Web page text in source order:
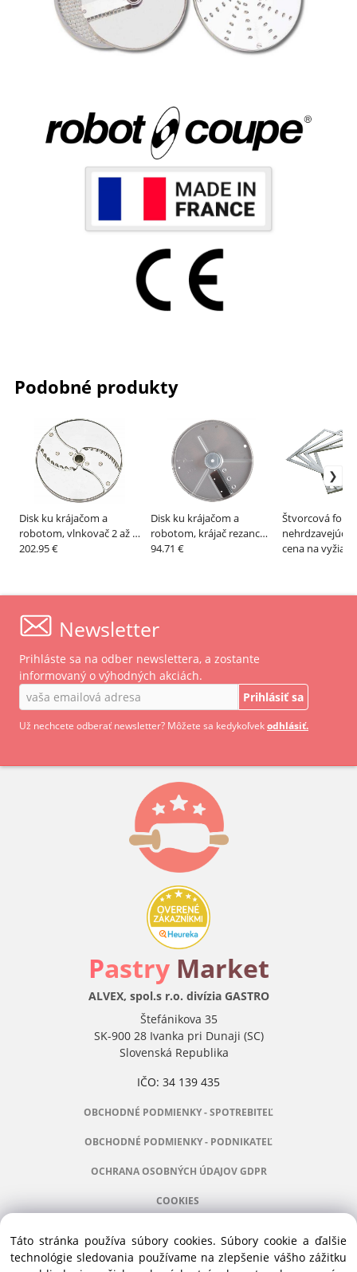
Podobné produkty
Disk ku krájačom a
robotom, vlnkovač 2 až 5
mm – ROBOTCOUPE
202.95 €
Disk ku krájačom a
robotom, krájač rezancov
2x2 až 8x8 mm –
94.71 €
Štvorcová
nehrdzavejúcej
koláče typu
cena na
Newsletter
Prihláste sa na odber newslettera, a zostante
informovaný o výhodných akciách.
Prihlásiť sa
Už nechcete odberať newsletter? Môžete sa kedykoľvekodhlásiť.
Pastry Market
ALVEX, spol.s r.o. divízia GASTRO
Štefánikova 35
SK-900 28 Ivanka pri Dunaji (SC)
Slovenská Republika
IČO: 34 139 435
OBCHODNÉ PODMIENKY - SPOTREBITEĽ
OBCHODNÉ PODMIENKY - PODNIKATEĽ
OCHRANA OSOBNÝCH ÚDAJOV GDPR
COOKIES
Táto stránka používa súbory cookies. Súbory cookie a ďalšie
technológie sledovania používame na zlepšenie vášho zážitku